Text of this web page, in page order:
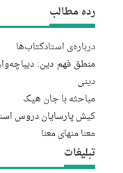
رده مطالب
درباره‌‌ی استادکتاب‌ها
منطق فهم دین:
دینی
مباحثه با جان هیک
کیش پارسایان دروس
معنا منهای معنا
تبلیغات